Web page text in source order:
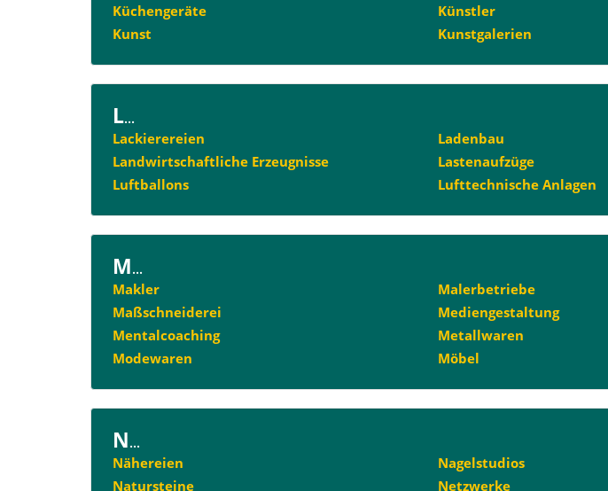
Küchengeräte
Künstler
Kunst
Kunstgalerien
L...
Lackierereien
Ladenbau
Landwirtschaftliche Erzeugnisse
Lastenaufzüge
Luftballons
Lufttechnische Anlagen
M...
Makler
Malerbetriebe
Maßschneiderei
Mediengestaltung
Mentalcoaching
Metallwaren
Modewaren
Möbel
N...
Nähereien
Nagelstudios
Natursteine
Netzwerke